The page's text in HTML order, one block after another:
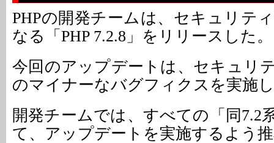
PHPの開発チームは、セキュリテ
なる「PHP 7.2.8」をリリースした。
今回のアップデートは、セキュリ
のマイナーなバグフィクスを実施
開発チームでは、すべての「同7.2
て、アップデートを実施するよう